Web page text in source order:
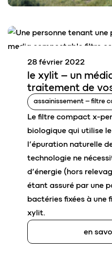
le xylit – un
traitement de
28 février 2022
assainissement – filtre
Le filtre compact x-
biologique qui utilise
l’épuration naturelle
technologie ne
d’énergie (hors
étant assuré par une
bactéries fixées à une
xylit.
en